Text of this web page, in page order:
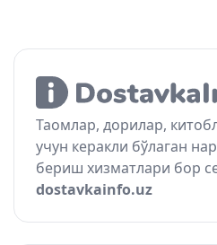
Таомлар, дорилар,
учун керакли бўлаган
бериш хизматлари бор
dostavkainfo.uz